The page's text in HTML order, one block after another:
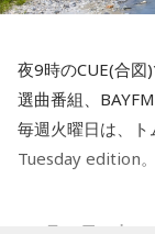
「実は列車銃撃
前が分かってい
そう話すのは、
乗り込みました
入りする子供もい
駅を正午過ぎ、
ありましたが、
夜9時のCUE(合
選曲番組、
毎週火曜日は、ト
Tuesday edition。